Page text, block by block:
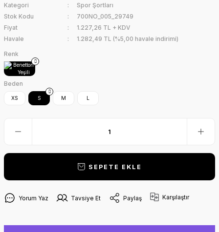
Kategori
Spor Şortları
Stok Kodu
700NO_005_29749
Fiyat
1.227,26 TL + KDV
Havale
1.282,49 TL (%5,00 havale indirimi)
Renk
Beden
XS S M L
SEPETE EKLE
Yorum Yaz Tavsiye Et Paylaş Karşılaştır